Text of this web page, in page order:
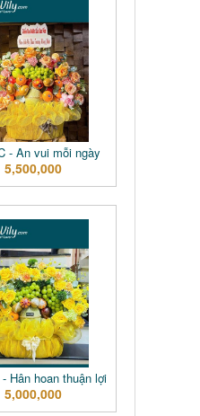
- An vui mỗi ngày
5,500,000
- Hân hoan thuận lợi
5,000,000